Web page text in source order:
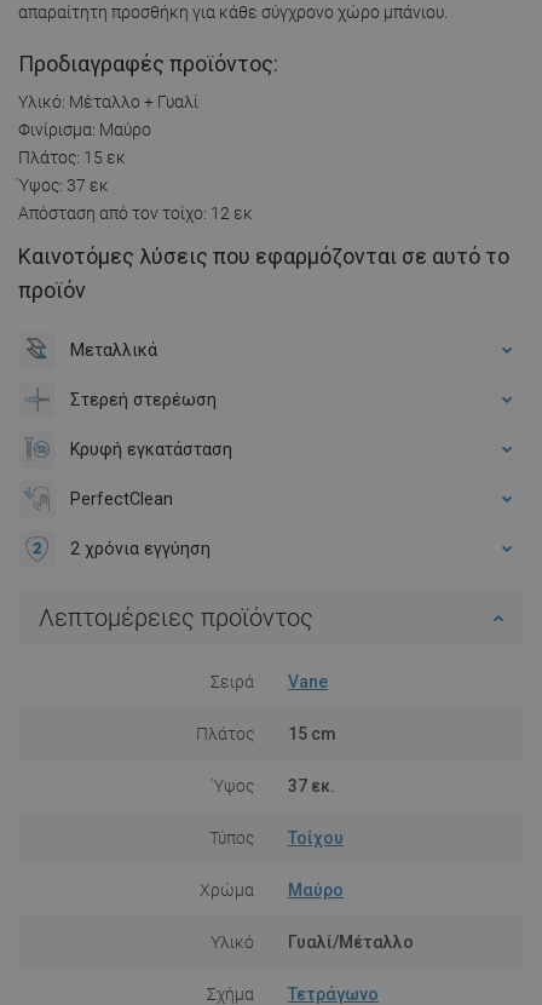
απαραίτητη προσθήκη για κάθε σύγχρονο χώρο μπάνιου.
Προδιαγραφές προϊόντος:
Υλικό: Μέταλλο + Γυαλί
Φινίρισμα: Μαύρο
Πλάτος: 15 εκ
Ύψος: 37 εκ
Απόσταση από τον τοίχο: 12 εκ
Καινοτόμες λύσεις που εφαρμόζονται σε αυτό το
προϊόν
Μεταλλικά
Στερεή στερέωση
Κρυφή εγκατάσταση
PerfectClean
2 χρόνια εγγύηση
Λεπτομέρειες προϊόντος
Σειρά Vane
Πλάτος 15 cm
Ύψος 37 εκ.
Τύπος Τοίχου
Χρώμα Μαύρο
Υλικό Γυαλί/Μέταλλο
Σχήμα Τετράγωνο